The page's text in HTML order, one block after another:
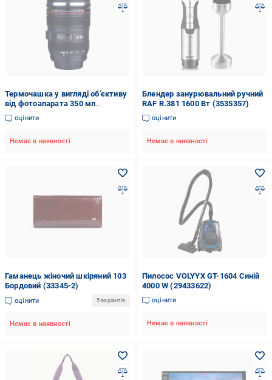
Термочашка у вигляді об’єктиву
від фотоапарата 350 мл
(29433526)
оцінити
Немає в наявності
Блендер занурювальний ручний
RAF R.381 1600 Вт (3535357)
оцінити
Немає в наявності
Гаманець жіночий шкіряний 103
Бордовий (33345-2)
оцінити 5 варіантів
Немає в наявності
Пилосос VOLYYX GT-1604 Синій
4000 W (29433622)
оцінити
Немає в наявності